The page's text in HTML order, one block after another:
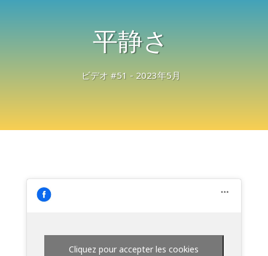
平静さ
ビデオ #51 - 2023年5月
Cliquez pour accepter les cookies